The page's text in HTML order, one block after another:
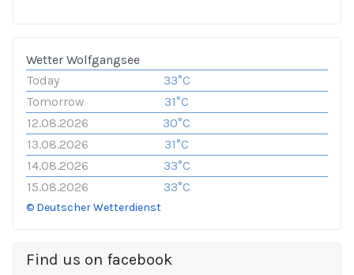
Wetter Wolfgangsee
Today
33°C
Tomorrow
31°C
12.08.2026
30°C
13.08.2026
31°C
14.08.2026
33°C
15.08.2026
33°C
© Deutscher Wetterdienst
Find us on facebook